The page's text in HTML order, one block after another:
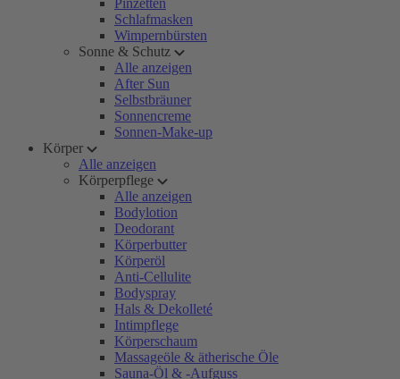
Pinzetten
Schlafmasken
Wimpernbürsten
Sonne & Schutz
Alle anzeigen
After Sun
Selbstbräuner
Sonnencreme
Sonnen-Make-up
Körper
Alle anzeigen
Körperpflege
Alle anzeigen
Bodylotion
Deodorant
Körperbutter
Körperöl
Anti-Cellulite
Bodyspray
Hals & Dekolleté
Intimpflege
Körperschaum
Massageöle & ätherische Öle
Sauna-Öl & -Aufguss